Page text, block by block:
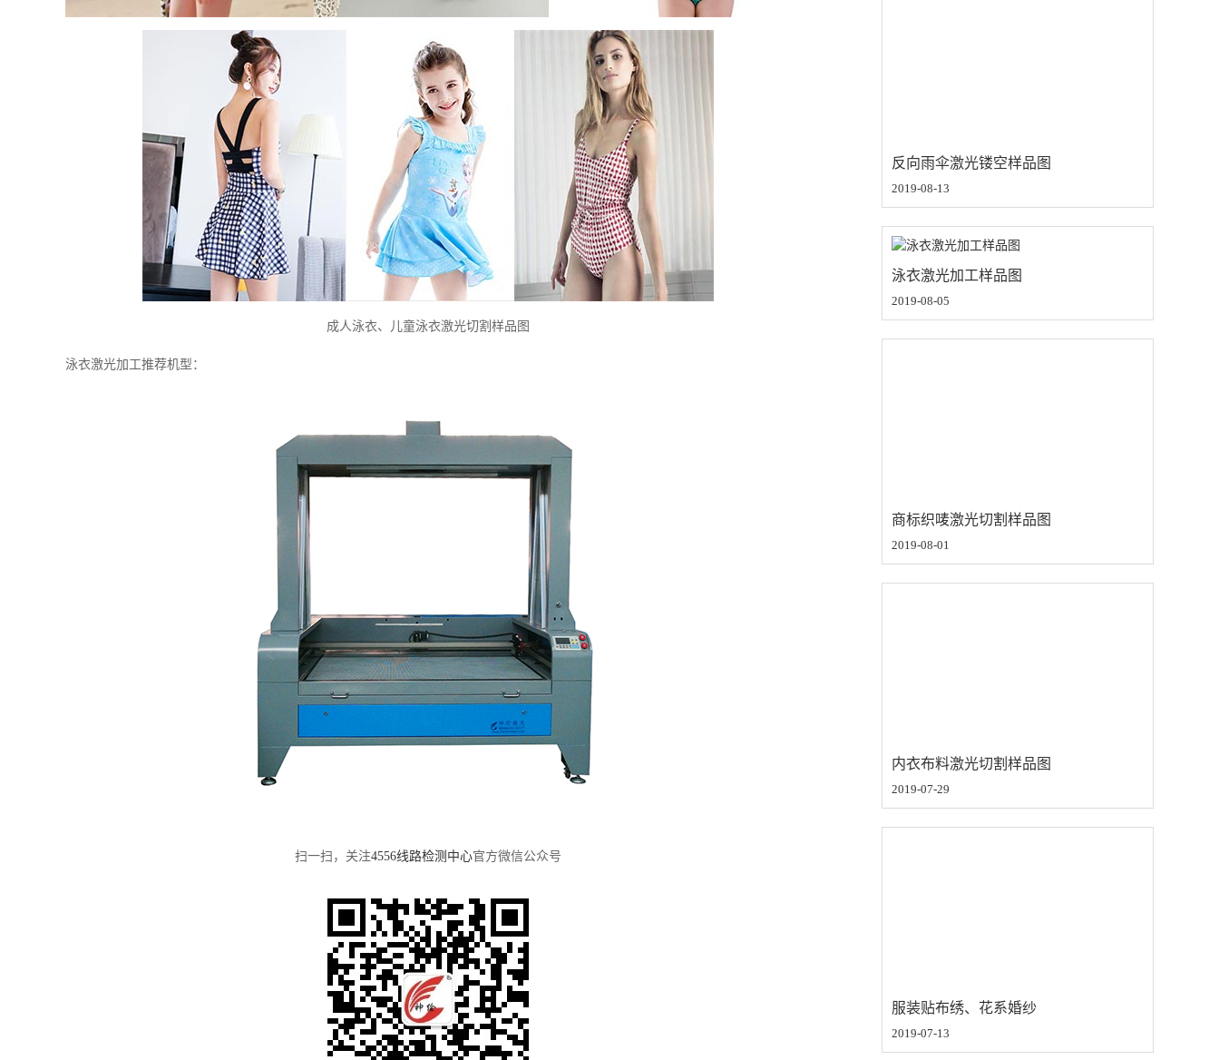
成人泳衣、儿童泳衣激光切割样品图
泳衣激光加工推荐机型：
扫一扫，关注4556线路检测中心官方微信公众号
反向雨伞激光镂空样品图
2019-08-13
泳衣激光加工样品图
2019-08-05
商标织唛激光切割样品图
2019-08-01
内衣布料激光切割样品图
2019-07-29
服装贴布绣、花系婚纱
2019-07-13